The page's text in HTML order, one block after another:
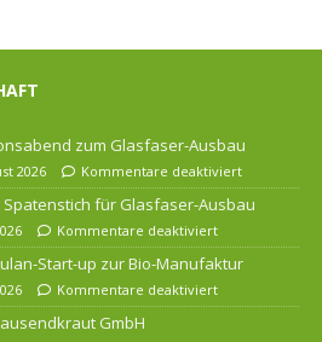
zum Glasfaser-Ausbau
2026 Kommentare deaktiviert
für Glasfaser-Ausbau
Kommentare deaktiviert
Start-up zur Bio-Manufaktur
Kommentare deaktiviert
GmbH